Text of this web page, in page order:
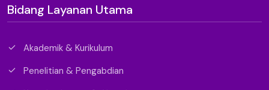
Bidang Layanan Utama
Akademik & Kurikulum
Penelitian & Pengabdian